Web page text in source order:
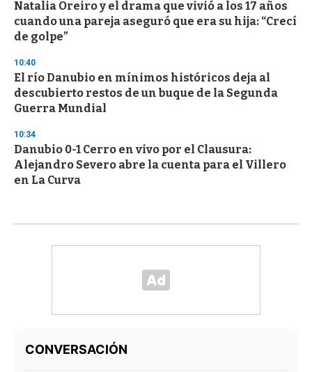
Natalia Oreiro y el drama que vivió a los 17 años
cuando una pareja aseguró que era su hija: “Crecí
de golpe”
10:40
El río Danubio en mínimos históricos deja al
descubierto restos de un buque de la Segunda
Guerra Mundial
10:34
Danubio 0-1 Cerro en vivo por el Clausura:
Alejandro Severo abre la cuenta para el Villero
en La Curva